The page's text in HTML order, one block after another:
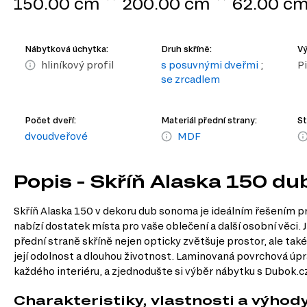
Nábytková úchytka:
hliníkový profil
Druh skříně:
s posuvnými dveřmi ;
se zrcadlem
Počet dveří:
dvoudveřové
Materiál přední strany:
MDF
Popis - Skříň Alaska 150
Skříň Alaska 150 v dekoru dub sonoma je ideálním řešením
nabízí dostatek místa pro vaše oblečení a další osobní
přední straně skříně nejen opticky zvětšuje prostor, ale
její odolnost a dlouhou životnost. Laminovaná povrchová
každého interiéru, a zjednodušte si výběr nábytku s
Charakteristiky, vlastnosti a